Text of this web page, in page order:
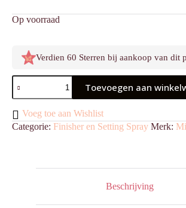
Op voorraad
Verdien 60 Sterren bij aankoop van dit
Setting
Powder
Geperst
Touch
of
Summer
Toevoegen aan
Voeg toe aan Wishlist
Categorie: Finisher en Setting Spray Merk:
Beschrijving